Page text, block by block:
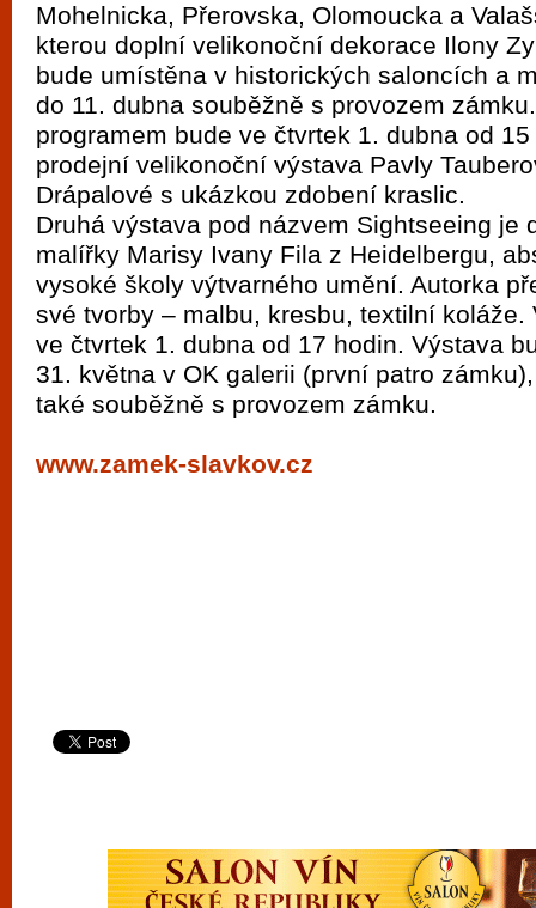
Mohelnicka, Přerovska, Olomoucka a
kterou doplní velikonoční dekorace Ilony
bude umístěna v historických saloncích a
do 11. dubna souběžně s provozem
programem bude ve čtvrtek 1. dubna od
prodejní velikonoční výstava Pavly
Drápalové s ukázkou zdobení kraslic.
Druhá výstava pod názvem Sightseeing je
malířky Marisy Ivany Fila z Heidelbergu,
vysoké školy výtvarného umění. Autorka
své tvorby – malbu, kresbu, textilní koláže.
ve čtvrtek 1. dubna od 17 hodin. Výstava
31. května v OK galerii (první patro
také souběžně s provozem zámku.
www.zamek-slavkov.cz